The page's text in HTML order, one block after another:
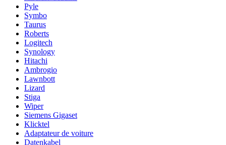
Pyle
Symbo
Taurus
Roberts
Logitech
Synology
Hitachi
Ambrogio
Lawnbott
Lizard
Stiga
Wiper
Siemens Gigaset
Klicktel
Adaptateur de voiture
Datenkabel